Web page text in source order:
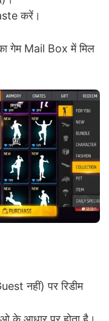
करें।
गेम Mail Box में मिल
नहीं) पर रिडीम